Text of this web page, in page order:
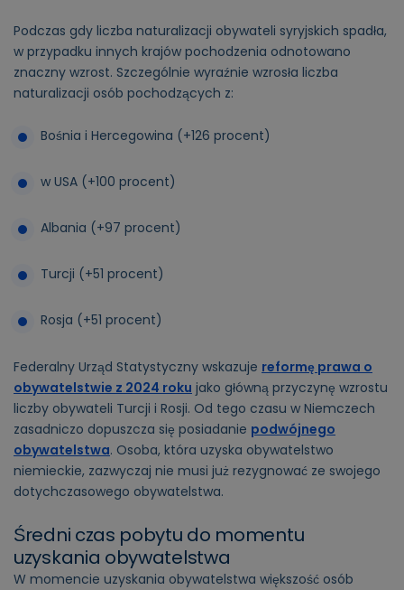
Podczas gdy liczba naturalizacji obywateli syryjskich spadła,
w przypadku innych krajów pochodzenia odnotowano
znaczny wzrost. Szczególnie wyraźnie wzrosła liczba
naturalizacji osób pochodzących z:
Bośnia i Hercegowina (+126 procent)
w USA (+100 procent)
Albania (+97 procent)
Turcji (+51 procent)
Rosja (+51 procent)
Federalny Urząd Statystyczny wskazuje reformę prawa o
obywatelstwie z 2024 roku jako główną przyczynę wzrostu
liczby obywateli Turcji i Rosji. Od tego czasu w Niemczech
zasadniczo dopuszcza się posiadanie podwójnego
obywatelstwa. Osoba, która uzyska obywatelstwo
niemieckie, zazwyczaj nie musi już rezygnować ze swojego
dotychczasowego obywatelstwa.
Średni czas pobytu do momentu
uzyskania obywatelstwa
W momencie uzyskania obywatelstwa większość osób